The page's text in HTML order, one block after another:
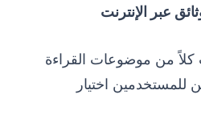
عبر الإنترنت
كلاً من موضوعات القراءة
للمستخدمين اختيار